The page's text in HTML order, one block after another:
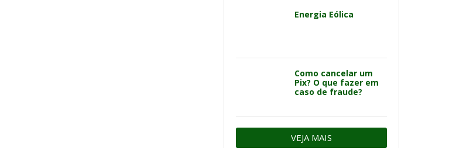
Energia Eólica
Como cancelar um
Pix? O que fazer em
caso de fraude?
VEJA MAIS